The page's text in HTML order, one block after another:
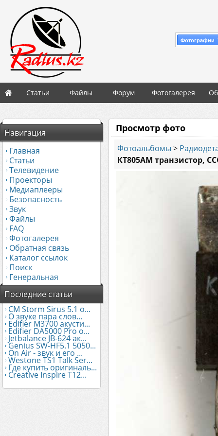
Фотографии
Статьи Файлы Форум Фотогалерея
Навигация
Главная
Статьи
Телевидение
Проекторы
Медиаплееры
Безопасность
Звук
Файлы
FAQ
Фотогалерея
Обратная связь
Каталог ссылок
Поиск
Генеральная
Последние статьи
CM Storm Sirus 5.1 о...
О звуке пара слов...
Edifier М3700 акусти...
Edifier DA5000 Pro о...
Jetbalance JB-624 ак...
Genius SW-HF5.1 5050...
On Air - звук и его ...
Westone TS1 Talk Ser...
Где купить оригиналь...
Creative Inspire T12...
Просмотр фото
Фотоальбомы >
КТ805АМ транзистор,